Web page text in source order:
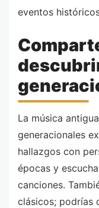
eventos
La música
generacionales
hallazgos con
épocas y
canciones.
clásicos; podrías